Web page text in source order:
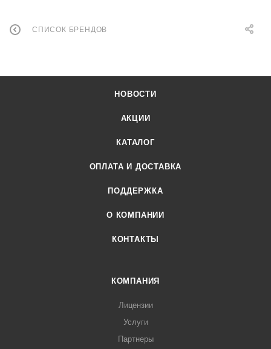
СПИСОК БРЕНДОВ
НОВОСТИ
АКЦИИ
КАТАЛОГ
ОПЛАТА И ДОСТАВКА
ПОДДЕРЖКА
О КОМПАНИИ
КОНТАКТЫ
КОМПАНИЯ
Лицензии
Услуги
Партнеры